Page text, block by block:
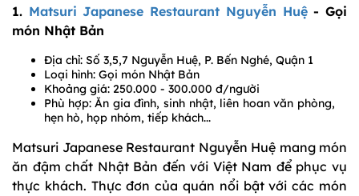
1. Matsuri Japanese Restaurant Nguyễn Huệ- Gọi
món Nhật Bản
Địa chỉ: Số 3,5,7 Nguyễn Huệ, P. Bến Nghé, Quận 1
Loại hình: Gọi món Nhật Bản
Khoảng giá: 250.000 - 300.000 đ/người
Phù hợp: Ăn gia đình, sinh nhật, liên hoan văn phòng,
hẹn hò, họp nhóm, tiếp khách...
Matsuri Japanese Restaurant Nguyễn Huệ mang món
ăn đậm chất Nhật Bản đến với Việt Nam để phục vụ
thực khách. Thực đơn của quán nổi bật với các món